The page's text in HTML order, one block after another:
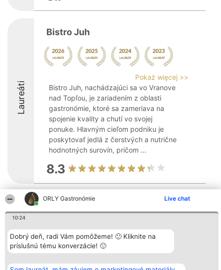
ORLY Gastronómie Live chat
10:24
Dobrý deň, radi Vám pomôžeme! 🙂 Kliknite na
príslušnú tému konverzácie! 🙂
Laureáti
Bistro Juh
Pokaż więcej >>
Bistro Juh, nachádzajúci sa vo Vranove
nad Topľou, je zariadením z oblasti
gastronómie, ktoré sa zameriava na
spojenie kvality a chutí vo svojej
ponuke. Hlavným cieľom podniku je
poskytovať jedlá z čerstvých a nutrične
hodnotných surovín, pričom ...
8.3
Organizátor hodnotenia
Bright Side Solutions sp. z o.
o. sp. k.
Wrocław 50-079
KRS 0000749100 | Regon
381313360 | NIP 8943132676
+48 508 492 400
Laureáti
Laureatów
Podmienky
Obchodné
podmienky
Zásady
Kontakt